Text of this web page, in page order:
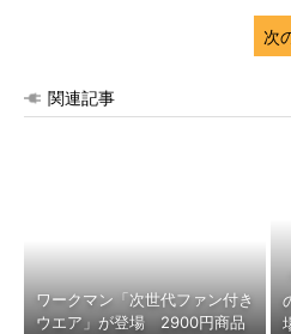
次
関連記事
ワークマン「次世代ファン付き
ウエア」が登場 2900円商品